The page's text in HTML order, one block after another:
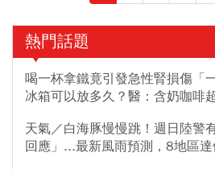
熱門話題
喝一杯拿鐵竟引發急性腎損傷「
冰箱可以放多久？醫：含奶咖啡
天氣／白海豚慢慢跳！週日陸警
回應」...最新風雨預測，8地區